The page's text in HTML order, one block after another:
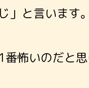
と言います。
怖いのだと